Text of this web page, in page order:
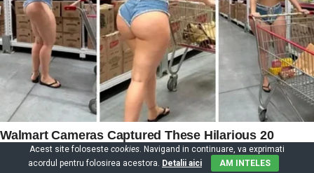
Acest site foloseste cookies. Navigand in continuare, va exprimati
acordul pentru folosirea acestora. Detalii aici AM INTELES